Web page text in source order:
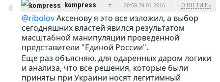
0 kompress # 20:59 29.04.2016 ОТВЕТИТЬ
@ribolovАксенову я это все изложил, а выбор
сегодняшних властей явился результатом
масштабной манипуляции проведенной
представители "Единой России".
Еще раз объясняю, для одаренных даром логики
и анализа, что все решения, которые были
приняты при Украини носят легитимный